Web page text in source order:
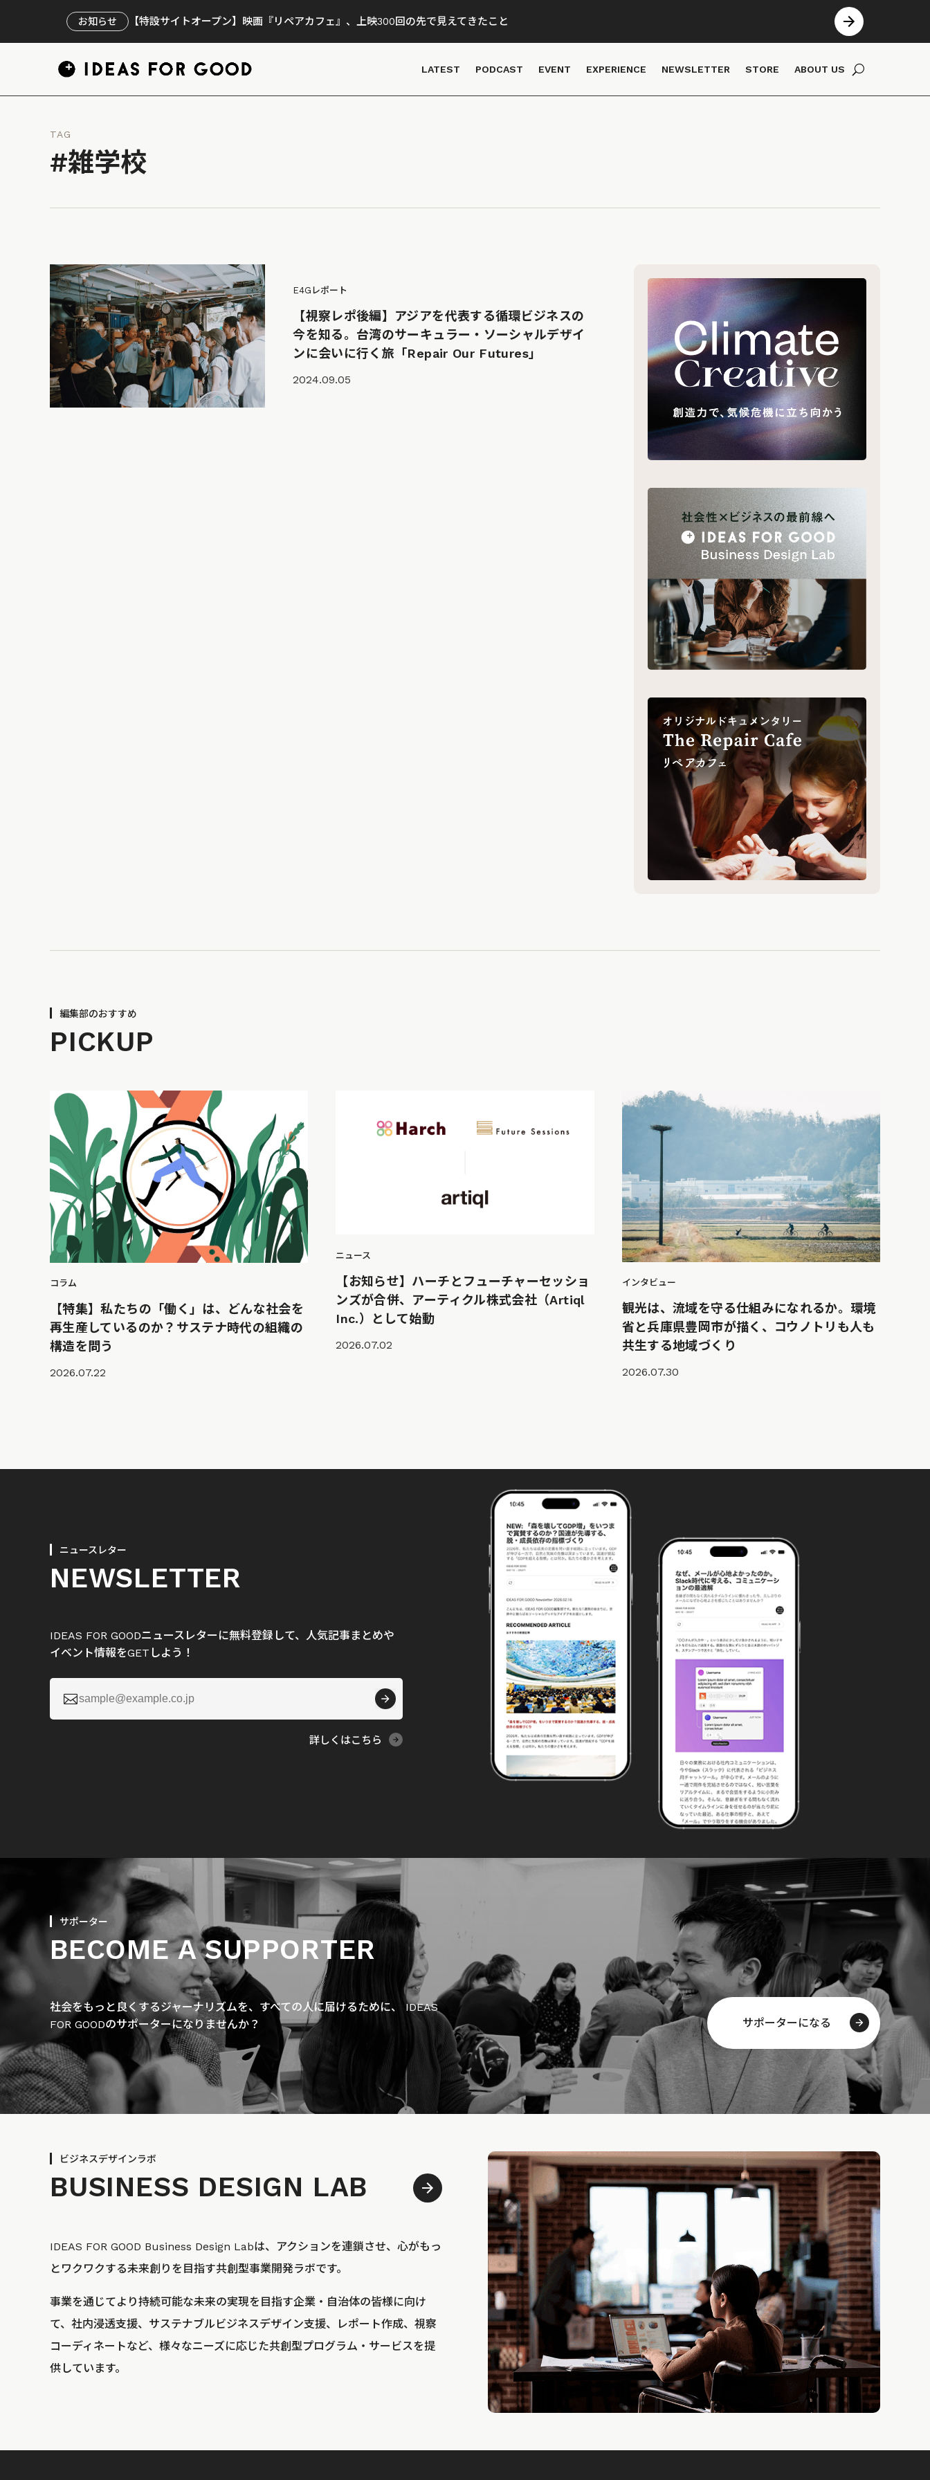
お知らせ 【特設サイトオープン】映画『リペアカフェ』、上映300回の先で見えてきたこと
LATEST PODCAST EVENT EXPERIENCE NEWSLETTER STORE ABOUT US
TAG
#雑学校
E4Gレポート
【視察レポ後編】アジアを代表する循環ビジネスの
今を知る。台湾のサーキュラー・ソーシャルデザイ
ンに会いに行く旅「Repair Our Futures」
2024.09.05
編集部のおすすめ
PICKUP
コラム
【特集】私たちの「働く」は、どんな社会を
再生産しているのか？サステナ時代の組織の
構造を問う
2026.07.22
ニュース
【お知らせ】ハーチとフューチャーセッショ
ンズが合併、アーティクル株式会社（Artiql
Inc.）として始動
2026.07.02
インタビュー
観光は、流域を守る仕組みになれるか。環境
省と兵庫県豊岡市が描く、コウノトリも人も
共生する地域づくり
2026.07.30
ニュースレター
NEWSLETTER
IDEAS FOR GOODニュースレターに無料登録して、人気記事まとめや
イベント情報をGETしよう！

詳しくはこちら
サポーター
BECOME A SUPPORTER
社会をもっと良くするジャーナリズムを、すべての人に届けるために、 IDEAS
FOR GOODのサポーターになりませんか？
サポーターになる
ビジネスデザインラボ
BUSINESS DESIGN LAB
IDEAS FOR GOOD Business Design Labは、アクションを連鎖させ、心がもっ
とワクワクする未来創りを目指す共創型事業開発ラボです。
事業を通じてより持続可能な未来の実現を目指す企業・自治体の皆様に向け
て、社内浸透支援、サステナブルビジネスデザイン支援、レポート作成、視察
コーディネートなど、様々なニーズに応じた共創型プログラム・サービスを提
供しています。